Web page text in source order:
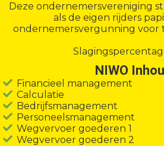
Deze ondernemersvereniging
als de eigen rijders
ondernemersvergunning voor
NIWO
Financieel management
Calculatie
Bedrijfsmanagement
Personeelsmanagement
Wegvervoer goederen 1
Wegvervoer goederen 2